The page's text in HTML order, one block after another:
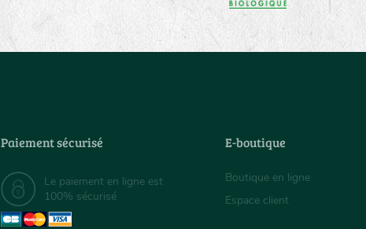
Paiement sécurisé
Le paiement en ligne est
100% sécurisé
E-boutique
Boutique en ligne
Espace client